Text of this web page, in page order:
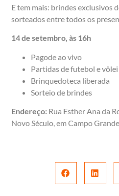
E tem mais: brindes exclusivos
sorteados entre todos os
14 de setembro, às 16h
Pagode ao vivo
Partidas de futebol e vôlei
Brinquedoteca liberada
Sorteio de brindes
Endereço: Rua Esther Ana da
Novo Século, em Campo